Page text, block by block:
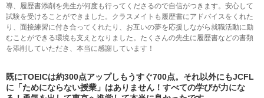
導、履歴書添削を先生が何度も行ってくださるので自信がつきます。安心して
試験を受けることができました。クラスメイトも履歴書にアドバイスをくれた
り、面接練習に付き合ってくれたり、お互いの夢を応援しながら就職活動に励
むことができる環境も支えとなりました。たくさんの先生に履歴書などの書類
を添削していただき、本当に感謝しています！
既にTOEICは約300点アップしもうすぐ700点。 それ以外にもJCFL
に「ためにならない授業」はありません！すべての学びが力にな